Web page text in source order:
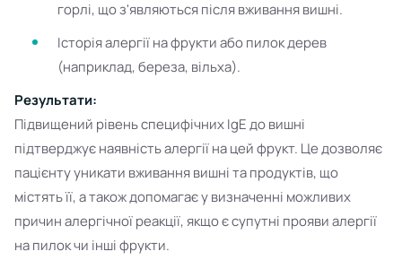
горлі, що з'являються після вживання вишні.
Історія алергії на фрукти або пилок дерев
(наприклад, береза, вільха).
Результати:
Підвищений рівень специфічних IgE до вишні
підтверджує наявність алергії на цей фрукт. Це дозволяє
пацієнту уникати вживання вишні та продуктів, що
містять її, а також допомагає у визначенні можливих
причин алергічної реакції, якщо є супутні прояви алергії
на пилок чи інші фрукти.